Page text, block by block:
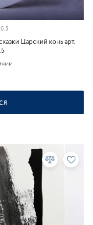
Царский конь арт.